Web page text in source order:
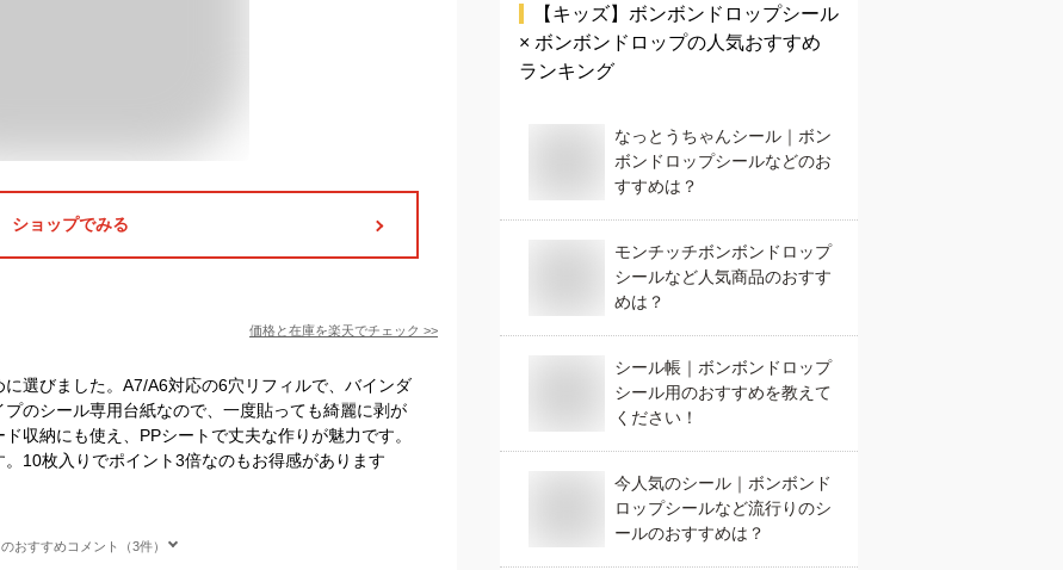
ショップでみる
価格と在庫を楽天でチェック >>
選びました。A7/A6対応の6穴リフィルで、バインダ
のシール専用台紙なので、一度貼っても綺麗に剥が
収納にも使え、PPシートで丈夫な作りが魅力です。
10枚入りでポイント3倍なのもお得感があります
おすすめコメント（3件）
【キッズ】 ボンボンドロップシール
× ボンボンドロップの人気おすすめ
ランキング
なっとうちゃんシール｜ボン
ボンドロップシールなどのお
すすめは？
モンチッチボンボンドロップ
シールなど人気商品のおすす
めは？
シール帳｜ボンボンドロップ
シール用のおすすめを教えて
ください！
今人気のシール｜ボンボンド
ロップシールなど流行りのシ
ールのおすすめは？